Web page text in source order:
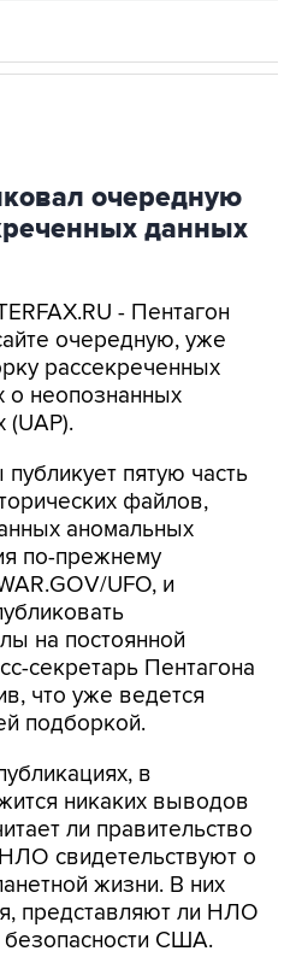
очередную
данных
- Пентагон
очередную, уже
рассекреченных
о неопознанных
(UAP).
пятую часть
файлов,
аномальных
по-прежнему
UFO, и
на постоянной
секретарь Пентагона
что уже ведется
подборкой.
в
никаких выводов
ли правительство
свидетельствуют о
жизни. В них
представляют ли НЛО
безопасности США.